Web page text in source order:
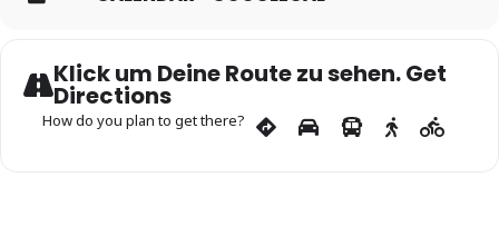
Klick um Deine Route zu sehen. Get
Directions
How do you plan to get there?